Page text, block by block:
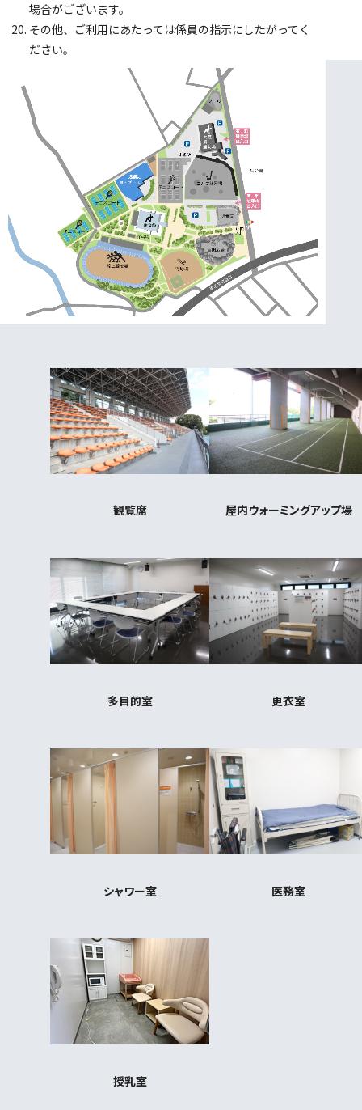
場合がございます。
その他、ご利用にあたっては係員の指示にしたがってく
ださい。
観覧席 屋内ウォーミングアップ場
多目的室 更衣室
シャワー室 医務室
授乳室